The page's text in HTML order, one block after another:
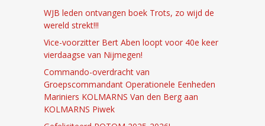
WJB leden ontvangen boek Trots, zo wijd de
wereld strekt!!!
Vice-voorzitter Bert Aben loopt voor 40e keer
vierdaagse van Nijmegen!
Commando-overdracht van
Groepscommandant Operationele Eenheden
Mariniers KOLMARNS Van den Berg aan
KOLMARNS Piwek